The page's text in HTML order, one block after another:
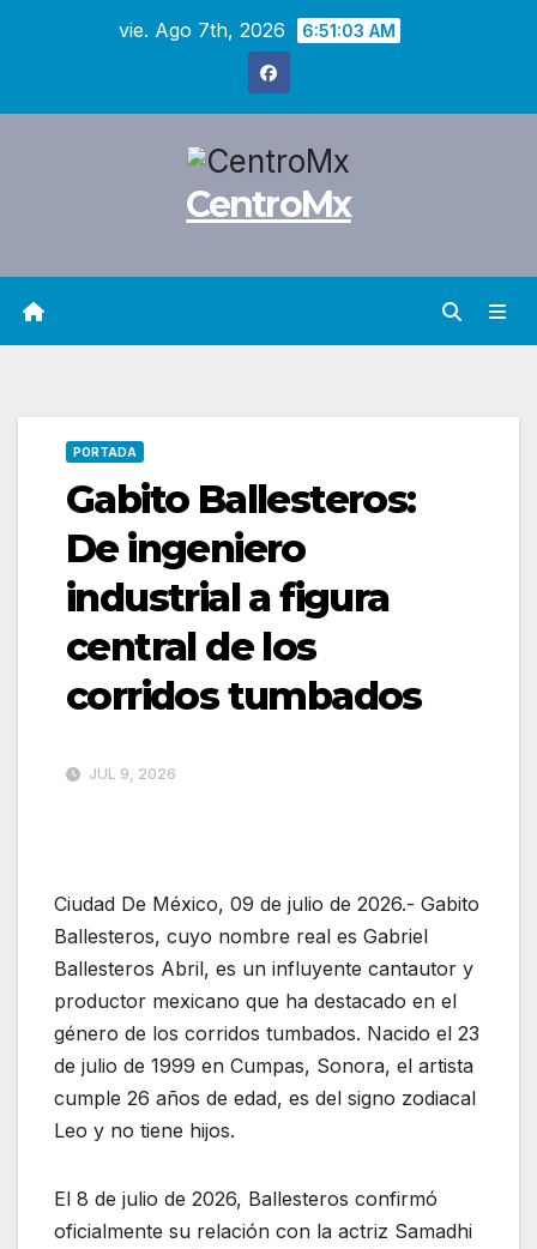
vie. Ago 7th, 2026 6:51:04 AM
CentroMx
PORTADA
Gabito Ballesteros:
De ingeniero
industrial a figura
central de los
corridos tumbados
JUL 9, 2026
Ciudad De México, 09 de julio de 2026.- Gabito
Ballesteros, cuyo nombre real es Gabriel
Ballesteros Abril, es un influyente cantautor y
productor mexicano que ha destacado en el
género de los corridos tumbados. Nacido el 23
de julio de 1999 en Cumpas, Sonora, el artista
cumple 26 años de edad, es del signo zodiacal
Leo y no tiene hijos.
El 8 de julio de 2026, Ballesteros confirmó
oficialmente su relación con la actriz Samadhi